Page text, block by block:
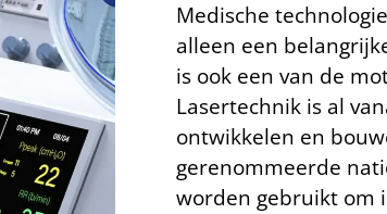
Medische
alleen een
is ook een van de
Lasertechnik is al
ontwikkelen en
gerenommeerde
worden gebruikt om